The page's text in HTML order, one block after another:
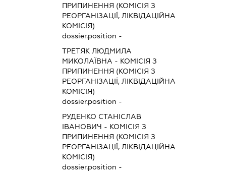
ПРИПИНЕННЯ (КОМІСІЯ З
РЕОРГАНІЗАЦІЇ, ЛІКВІДАЦІЙНА
КОМІСІЯ)
dossier.position -
ТРЕТЯК ЛЮДМИЛА
МИКОЛАЇВНА - КОМІСІЯ З
ПРИПИНЕННЯ (КОМІСІЯ З
РЕОРГАНІЗАЦІЇ, ЛІКВІДАЦІЙНА
КОМІСІЯ)
dossier.position -
РУДЕНКО СТАНІСЛАВ
ІВАНОВИЧ - КОМІСІЯ З
ПРИПИНЕННЯ (КОМІСІЯ З
РЕОРГАНІЗАЦІЇ, ЛІКВІДАЦІЙНА
КОМІСІЯ)
dossier.position -